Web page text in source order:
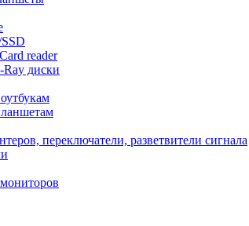
reader
диски
переключатели, разветвители сигнала